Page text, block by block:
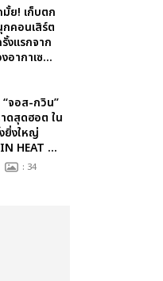
ย! เก็บตก
คอนเสิร์ต
งแรกจาก
อากาเซ...
จอส-กวิน”
ดสุดฮอต ใน
ยิ่งใหญ่
HEAT ...
: 34